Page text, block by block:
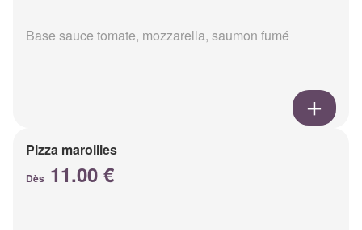
Base sauce tomate, mozzarella, saumon fumé
Pizza maroilles
Dès 11.00 €